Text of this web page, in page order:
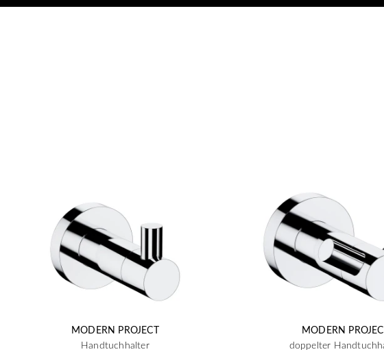
MODERN PROJECT
Handtuchhalter
MODERN
doppelter